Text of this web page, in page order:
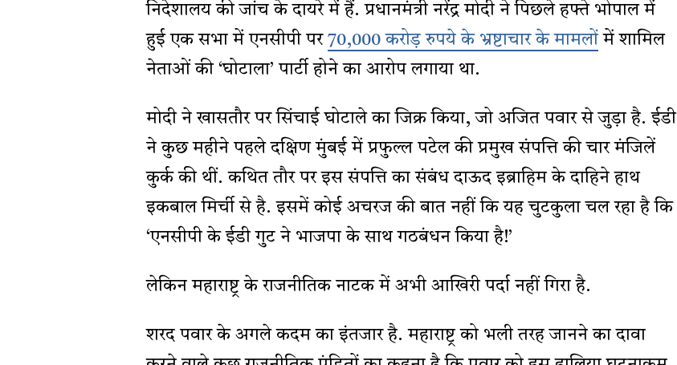
निदेशालय की जांच के दायरे में हैं. प्रधानमंत्री नरेंद्र मोदी ने पिछले हफ्ते भोपाल में
हुई एक सभा में एनसीपी पर 70,000 करोड़ रुपये के भ्रष्टाचार के मामलोंमें शामिल
नेताओं की ‘घोटाला’ पार्टी होने का आरोप लगाया था.
मोदी ने खासतौर पर सिंचाई घोटाले का जिक्र किया, जो अजित पवार से जुड़ा है. ईडी
ने कुछ महीने पहले दक्षिण मुंबई में प्रफुल्ल पटेल की प्रमुख संपत्ति की चार मंजिलें
कुर्क की थीं. कथित तौर पर इस संपत्ति का संबंध दाऊद इब्राहिम के दाहिने हाथ
इकबाल मिर्ची से है. इसमें कोई अचरज की बात नहीं कि यह चुटकुला चल रहा है कि
‘एनसीपी के ईडी गुट ने भाजपा के साथ गठबंधन किया है!’
लेकिन महाराष्ट्र के राजनीतिक नाटक में अभी आखिरी पर्दा नहीं गिरा है.
शरद पवार के अगले कदम का इंतजार है. महाराष्ट्र को भली तरह जानने का दावा